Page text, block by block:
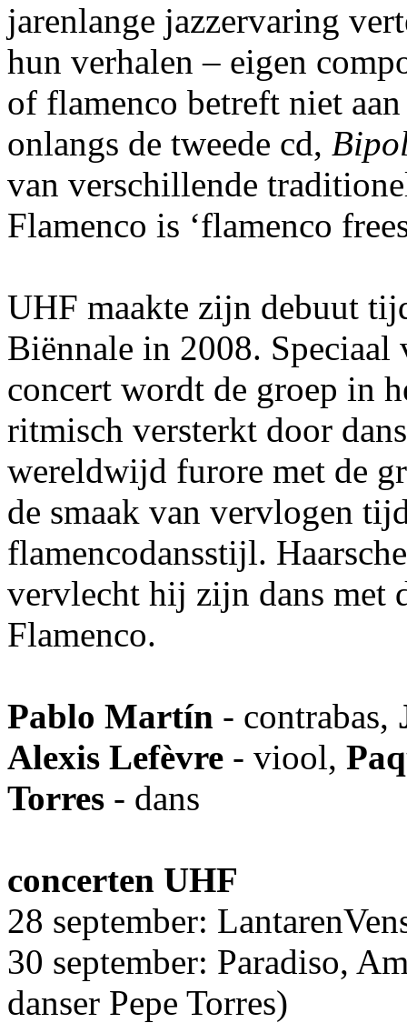
jarenlange jazzervaring
hun verhalen – eigen
of flamenco betreft niet
onlangs de tweede cd,
van verschillende
Flamenco is ‘flamenco
UHF maakte zijn debuut
Biënnale in 2008.
concert wordt de groep in
ritmisch versterkt door
wereldwijd furore met de
de smaak van vervlogen
flamencodansstijl.
vervlecht hij zijn dans met
Flamenco.
Pablo Martín - contrabas,
Alexis Lefèvre - viool,
Torres - dans
concerten UHF
28 september:
30 september: Paradiso,
danser Pepe Torres)